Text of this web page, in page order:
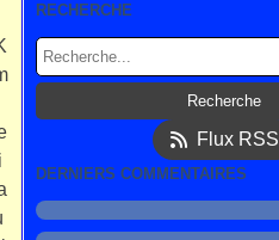
RECHERCHE
Flux RSS
DERNIERS COMMENTAIRES